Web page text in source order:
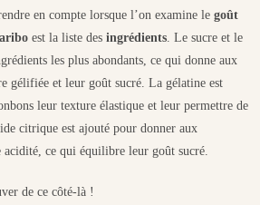
en compte lorsque l’on examine le goût
est la liste des ingrédients. Le sucre et le
les plus abondants, ce qui donne aux
gélifiée et leur goût sucré. La gélatine est
leur texture élastique et leur permettre de
citrique est ajouté pour donner aux
acidité, ce qui équilibre leur goût sucré.
de ce côté-là !